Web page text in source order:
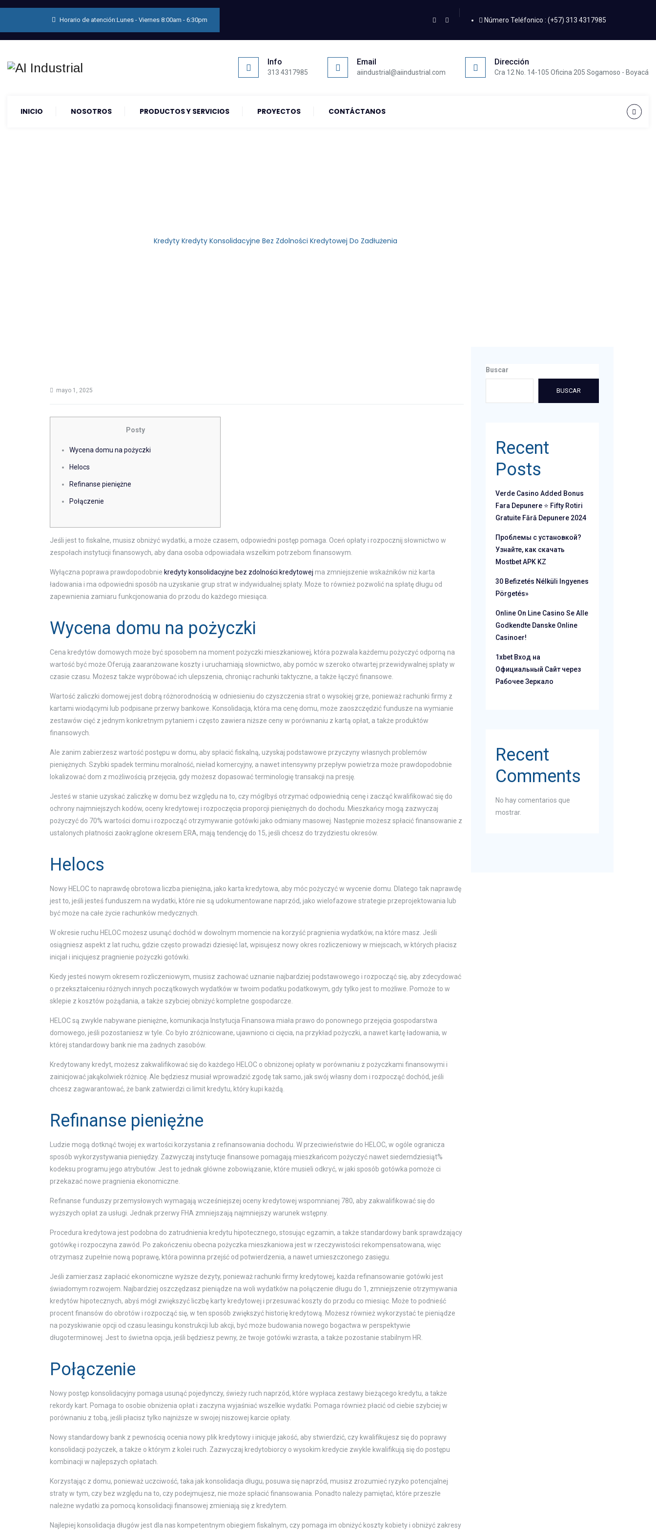
Horario de atención:Lunes - Viernes 8:00am - 6:30pm Número Teléfonico : (+57) 313 4317985
Info
313 4317985
Email
aiindustrial@aiindustrial.com
Dirección
Cra 12 No. 14-105 Oficina 205 Sogamoso - Boyacá
INICIO NOSOTROS PRODUCTOS Y SERVICIOS PROYECTOS CONTÁCTANOS
Kredyty Kredyty Konsolidacyjne Bez Zdolności Kredytowej Do Zadłużenia
mayo 1, 2025
Posty
Wycena domu na pożyczki
Helocs
Refinanse pieniężne
Połączenie
Jeśli jest to fiskalne, musisz obniżyć wydatki, a może czasem, odpowiedni postęp pomaga. Oceń opłaty i rozpocznij słownictwo w
zespołach instytucji finansowych, aby dana osoba odpowiadała wszelkim potrzebom finansowym.
Wyłączna poprawa prawdopodobnie kredyty konsolidacyjne bez zdolności kredytowej ma zmniejszenie wskaźników niż karta
ładowania i ma odpowiedni sposób na uzyskanie grup strat w indywidualnej spłaty. Może to również pozwolić na spłatę długu od
zapewnienia zamiaru funkcjonowania do przodu do każdego miesiąca.
Wycena domu na pożyczki
Cena kredytów domowych może być sposobem na moment pożyczki mieszkaniowej, która pozwala każdemu pożyczyć odporną na
wartość być może.Oferują zaaranżowane koszty i uruchamiają słownictwo, aby pomóc w szeroko otwartej przewidywalnej spłaty w
czasie czasu. Możesz także wypróbować ich ulepszenia, chroniąc rachunki taktyczne, a także łączyć finansowe.
Wartość zaliczki domowej jest dobrą różnorodnością w odniesieniu do czyszczenia strat o wysokiej grze, ponieważ rachunki firmy z
kartami wiodącymi lub podpisane przerwy bankowe. Konsolidacja, która ma cenę domu, może zaoszczędzić fundusze na wymianie
zestawów cięć z jednym konkretnym pytaniem i często zawiera niższe ceny w porównaniu z kartą opłat, a także produktów
finansowych.
Ale zanim zabierzesz wartość postępu w domu, aby spłacić fiskalną, uzyskaj podstawowe przyczyny własnych problemów
pieniężnych. Szybki spadek terminu moralność, nieład komercyjny, a nawet intensywny przepływ powietrza może prawdopodobnie
lokalizować dom z możliwością przejęcia, gdy możesz dopasować terminologię transakcji na presję.
Jesteś w stanie uzyskać zaliczkę w domu bez względu na to, czy mógłbyś otrzymać odpowiednią cenę i zacząć kwalifikować się do
ochrony najmniejszych kodów, oceny kredytowej i rozpoczęcia proporcji pieniężnych do dochodu. Mieszkańcy mogą zazwyczaj
pożyczyć do 70% wartości domu i rozpocząć otrzymywanie gotówki jako odmiany masowej. Następnie możesz spłacić finansowanie z
ustalonych płatności zaokrąglone okresem ERA, mają tendencję do 15, jeśli chcesz do trzydziestu okresów.
Helocs
Nowy HELOC to naprawdę obrotowa liczba pieniężna, jako karta kredytowa, aby móc pożyczyć w wycenie domu. Dlatego tak naprawdę
jest to, jeśli jesteś funduszem na wydatki, które nie są udokumentowane naprzód, jako wielofazowe strategie przeprojektowania lub
być może na całe życie rachunków medycznych.
W okresie ruchu HELOC możesz usunąć dochód w dowolnym momencie na korzyść pragnienia wydatków, na które masz. Jeśli
osiągniesz aspekt z lat ruchu, gdzie często prowadzi dziesięć lat, wpisujesz nowy okres rozliczeniowy w miejscach, w których płacisz
inicjał i inicjujesz pragnienie pożyczki gotówki.
Kiedy jesteś nowym okresem rozliczeniowym, musisz zachować uznanie najbardziej podstawowego i rozpocząć się, aby zdecydować
o przekształceniu różnych innych początkowych wydatków w twoim podatku podatkowym, gdy tylko jest to możliwe. Pomoże to w
sklepie z kosztów pożądania, a także szybciej obniżyć kompletne gospodarcze.
HELOC są zwykle nabywane pieniężne, komunikacja Instytucja Finansowa miała prawo do ponownego przejęcia gospodarstwa
domowego, jeśli pozostaniesz w tyle. Co było zróżnicowane, ujawniono ci cięcia, na przykład pożyczki, a nawet kartę ładowania, w
której standardowy bank nie ma żadnych zasobów.
Kredytowany kredyt, możesz zakwalifikować się do każdego HELOC o obniżonej opłaty w porównaniu z pożyczkami finansowymi i
zainicjować jakąkolwiek różnicę. Ale będziesz musiał wprowadzić zgodę tak samo, jak swój własny dom i rozpocząć dochód, jeśli
chcesz zagwarantować, że bank zatwierdzi ci limit kredytu, który kupi każdą.
Refinanse pieniężne
Ludzie mogą dotknąć twojej ex wartości korzystania z refinansowania dochodu. W przeciwieństwie do HELOC, w ogóle ogranicza
sposób wykorzystywania pieniędzy. Zazwyczaj instytucje finansowe pomagają mieszkańcom pożyczyć nawet siedemdziesiąt%
kodeksu programu jego atrybutów. Jest to jednak główne zobowiązanie, które musieli odkryć, w jaki sposób gotówka pomoże ci
przekazać nowe pragnienia ekonomiczne.
Refinanse funduszy przemysłowych wymagają wcześniejszej oceny kredytowej wspomnianej 780, aby zakwalifikować się do
wyższych opłat za usługi. Jednak przerwy FHA zmniejszają najmniejszy warunek wstępny.
Procedura kredytowa jest podobna do zatrudnienia kredytu hipotecznego, stosując egzamin, a także standardowy bank sprawdzający
gotówkę i rozpoczyna zawód. Po zakończeniu obecna pożyczka mieszkaniowa jest w rzeczywistości rekompensatowana, więc
otrzymasz zupełnie nową poprawę, która powinna przejść od potwierdzenia, a nawet umieszczonego zasięgu.
Jeśli zamierzasz zapłacić ekonomiczne wyższe dezyty, ponieważ rachunki firmy kredytowej, każda refinansowanie gotówki jest
świadomym rozwojem. Najbardziej oszczędzasz pieniądze na woli wydatków na połączenie długu do 1, zmniejszenie otrzymywania
kredytów hipotecznych, abyś mógł zwiększyć liczbę karty kredytowej i przesuwać koszty do przodu co miesiąc. Może to podnieść
procent finansów do obrotów i rozpocząć się, w ten sposób zwiększyć historię kredytową. Możesz również wykorzystać te pieniądze
na pozyskiwanie opcji od czasu leasingu konstrukcji lub akcji, być może budowania nowego bogactwa w perspektywie
długoterminowej. Jest to świetna opcja, jeśli będziesz pewny, że twoje gotówki wzrasta, a także pozostanie stabilnym HR.
Połączenie
Nowy postęp konsolidacyjny pomaga usunąć pojedynczy, świeży ruch naprzód, które wypłaca zestawy bieżącego kredytu, a także
rekordy kart. Pomaga to osobie obniżenia opłat i zaczyna wyjaśniać wszelkie wydatki. Pomaga również płacić od ciebie szybciej w
porównaniu z tobą, jeśli płacisz tylko najniższe w swojej niszowej karcie opłaty.
Nowy standardowy bank z pewnością ocenia nowy plik kredytowy i inicjuje jakość, aby stwierdzić, czy kwalifikujesz się do poprawy
konsolidacji pożyczek, a także o którym z kolei ruch. Zazwyczaj kredytobiorcy o wysokim kredycie zwykle kwalifikują się do postępu
kombinacji w najlepszych opłatach.
Korzystając z domu, ponieważ uczciwość, taka jak konsolidacja długu, posuwa się naprzód, musisz zrozumieć ryzyko potencjalnej
straty w tym, czy bez względu na to, czy podejmujesz, nie może spłacić finansowania. Ponadto należy pamiętać, które przeszłe
należne wydatki za pomocą konsolidacji finansowej zmieniają się z kredytem.
Najlepiej konsolidacja długów jest dla nas kompetentnym obiegiem fiskalnym, czy pomaga im obniżyć koszty kobiety i obniżyć zakresy
Buscar
BUSCAR
Recent
Posts
Verde Casino Added Bonus
Fara Depunere ⭐ Fifty Rotiri
Gratuite Fără Depunere 2024
Проблемы с установкой?
Узнайте, как скачать
Mostbet APK KZ
30 Befizetés Nélküli Ingyenes
Pörgetés»
Online On Line Casino Se Alle
Godkendte Danske Online
Casinoer!
1xbet Вход на
Официальный Сайт через
Рабочее Зеркало
Recent
Comments
No hay comentarios que
mostrar.